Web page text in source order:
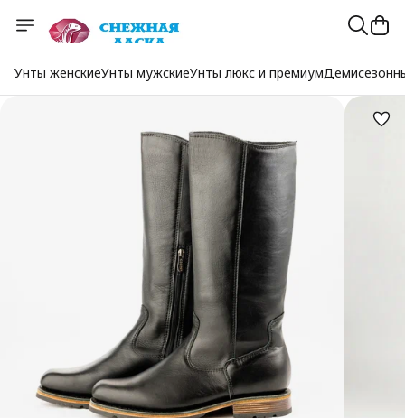
Унты женскиеУнты мужскиеУнты люкс и премиум